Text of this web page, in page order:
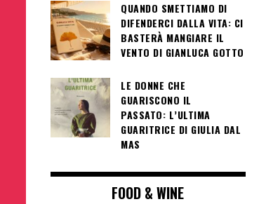
QUANDO SMETTIAMO DI
DIFENDERCI DALLA VITA: CI
BASTERÀ MANGIARE IL
VENTO DI GIANLUCA GOTTO
LE DONNE CHE
GUARISCONO IL
PASSATO: L’ULTIMA
GUARITRICE DI GIULIA DAL
MAS
FOOD & WINE